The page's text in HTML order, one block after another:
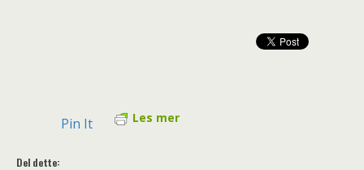
Pin It Les mer
Del dette: